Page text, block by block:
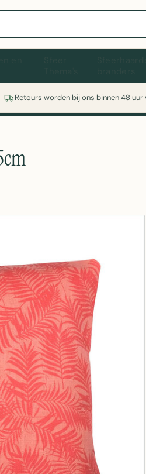
Retours worden bij ons binnen 48 uur
of koelkast nodig? Vergelijk alle prijzen